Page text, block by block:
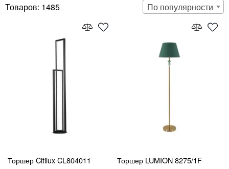
1485 По популярности
Торшер Citilux CL804011 Торшер LUMION 8275/1F